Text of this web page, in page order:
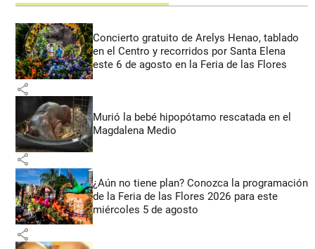
Concierto gratuito de Arelys Henao, tablado
en el Centro y recorridos por Santa Elena
este 6 de agosto en la Feria de las Flores
share
Murió la bebé hipopótamo rescatada en el
Magdalena Medio
share
¿Aún no tiene plan? Conozca la programación
de la Feria de las Flores 2026 para este
miércoles 5 de agosto
share